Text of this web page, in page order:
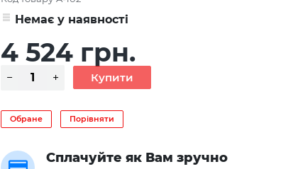
Немає у наявності
4 524 грн.
Обране Порівняти
Сплачуйте як Вам зручно